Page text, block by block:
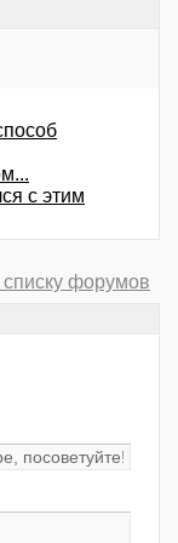
с этим
списку форумов